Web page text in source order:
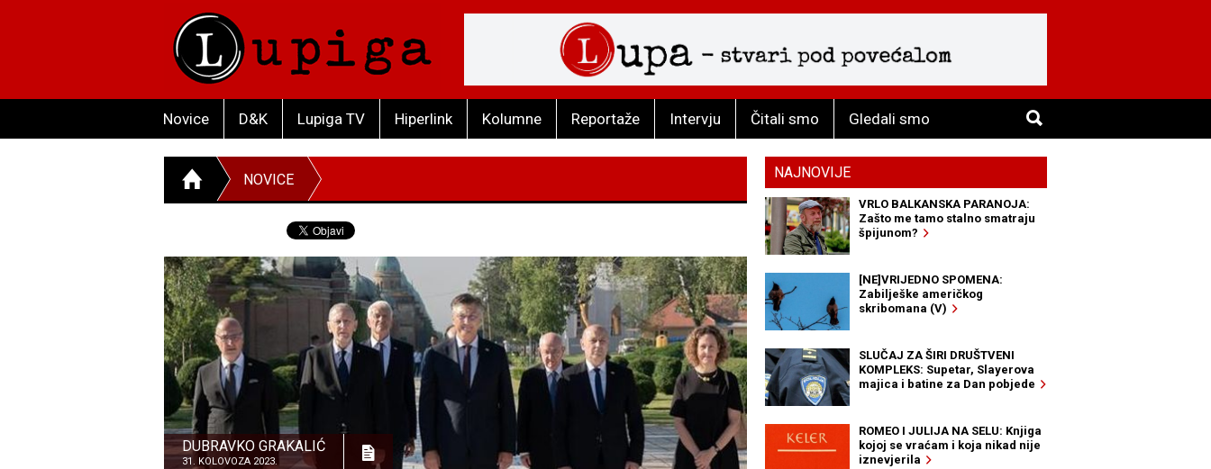
Novice D&K Lupiga TV Hiperlink Kolumne Reportaže Intervju Čitali smo Gledali smo
NOVICE
DUBRAVKO GRAKALIĆ
31. KOLOVOZA 2023.
NAJNOVIJE
VRLO BALKANSKA PARANOJA:
Zašto me tamo stalno smatraju
špijunom?
[NE]VRIJEDNO SPOMENA:
Zabilješke američkog
skribomana (V)
SLUČAJ ZA ŠIRI DRUŠTVENI
KOMPLEKS: Supetar, Slayerova
majica i batine za Dan pobjede
ROMEO I JULIJA NA SELU: Knjiga
kojoj se vraćam i koja nikad nije
iznevjerila